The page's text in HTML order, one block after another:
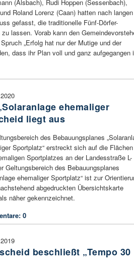
(Alsbach), Rudi Hoppen (Sessenbach),
Roland Lorenz (Caan) hatten nach langen
gefasst, die traditionelle Fünf-Dörfer-
lassen. Vorab kann den
„Erfolg hat nur der Mutige und der
dass ihr Plan voll und ganz aufgegangen
ehemaliger
liegt aus
des Bebauungsplanes
Sportplatz“ erstreckt sich auf die Flächen
Sportplatzes an der Landesstraße L-
Geltungsbereich des Bebauungsplanes
ehemaliger Sportplatz“ ist zur
abgedruckten Übersichtskarte
näher gekennzeichnet.
0
beschließt „Tempo 30